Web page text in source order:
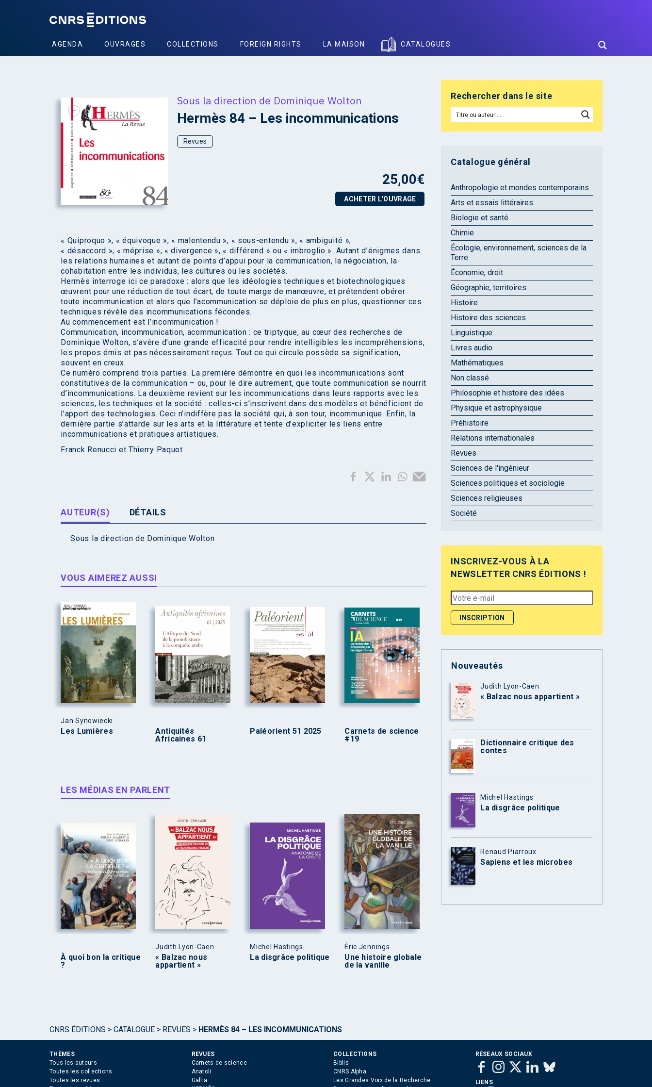
AGENDA OUVRAGES COLLECTIONS FOREIGN RIGHTS LA MAISON CATALOGUES
+
Sous la direction de Dominique Wolton
Hermès 84 – Les incommunications
Revues
25,00€
ACHETER L'OUVRAGE
« Quiproquo », « équivoque », « malentendu », « sous-entendu », « ambiguïté »,
« désaccord », « méprise », « divergence », « différend » ou « imbroglio ». Autant d’énigmes dans
les relations humaines et autant de points d’appui pour la communication, la négociation, la
cohabitation entre les individus, les cultures ou les sociétés.
Hermès interroge ici ce paradoxe : alors que les idéologies techniques et biotechnologiques
œuvrent pour une réduction de tout écart, de toute marge de manœuvre, et prétendent obérer
toute incommunication et alors que l’acommunication se déploie de plus en plus, questionner ces
techniques révèle des incommunications fécondes.
Au commencement est l’incommunication !
Communication, incommunication, acommunication : ce triptyque, au cœur des recherches de
Dominique Wolton, s’avère d’une grande efficacité pour rendre intelligibles les incompréhensions,
les propos émis et pas nécessairement reçus. Tout ce qui circule possède sa signification,
souvent en creux.
Ce numéro comprend trois parties. La première démontre en quoi les incommunications sont
constitutives de la communication – ou, pour le dire autrement, que toute communication se nourrit
d’incommunications. La deuxième revient sur les incommunications dans leurs rapports avec les
sciences, les techniques et la société : celles-ci s’inscrivent dans des modèles et bénéficient de
l’apport des technologies. Ceci n’indiffère pas la société qui, à son tour, incommunique. Enfin, la
dernière partie s’attarde sur les arts et la littérature et tente d’expliciter les liens entre
incommunications et pratiques artistiques.
Franck Renucci et Thierry Paquot
AUTEUR(S) DÉTAILS
Sous la direction de Dominique Wolton
VOUS AIMEREZ AUSSI
Jan Synowiecki
Les Lumières
Antiquités
Africaines 61
Paléorient 51 2025
Carnets de science
#19
LES MÉDIAS EN PARLENT
À quoi bon la critique
?
Judith Lyon-Caen
« Balzac nous
appartient »
Michel Hastings
La disgrâce politique
Éric Jennings
Une histoire globale
de la vanille
Rechercher dans le site
Catalogue général
Anthropologie et mondes contemporains
Arts et essais littéraires
Biologie et santé
Chimie
Écologie, environnement, sciences de la
Terre
Économie, droit
Géographie, territoires
Histoire
Histoire des sciences
Linguistique
Livres audio
Mathématiques
Non classé
Philosophie et histoire des idées
Physique et astrophysique
Préhistoire
Relations internationales
Revues
Sciences de l'ingénieur
Sciences politiques et sociologie
Sciences religieuses
Société
INSCRIVEZ-VOUS À LA
NEWSLETTER CNRS ÉDITIONS !
Nouveautés
Judith Lyon-Caen
« Balzac nous appartient »
Dictionnaire critique des
contes
Michel Hastings
La disgrâce politique
Renaud Piarroux
Sapiens et les microbes
CNRS ÉDITIONS > CATALOGUE > REVUES > HERMÈS 84 – LES INCOMMUNICATIONS
THÈMES
Tous les auteurs
Toutes les collections
Toutes les revues
REVUES
Carnets de science
Anatoli
Gallia
COLLECTIONS
Biblis
CNRS Alpha
Les Grandes Voix de la Recherche
RÉSEAUX SOCIAUX
LIENS